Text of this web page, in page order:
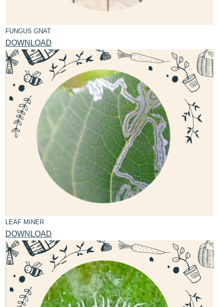
FUNGUS GNAT
DOWNLOAD
LEAF MINER
DOWNLOAD